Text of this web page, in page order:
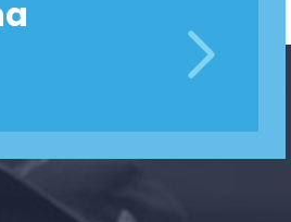
the Courts
Donar